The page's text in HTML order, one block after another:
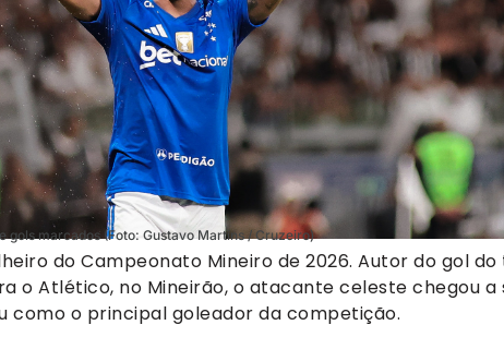
gols marcados (Foto: Gustavo Martins / Cruzeiro)
do Campeonato Mineiro de 2026. Autor do gol
o Atlético, no Mineirão, o atacante celeste chegou a
como o principal goleador da competição.